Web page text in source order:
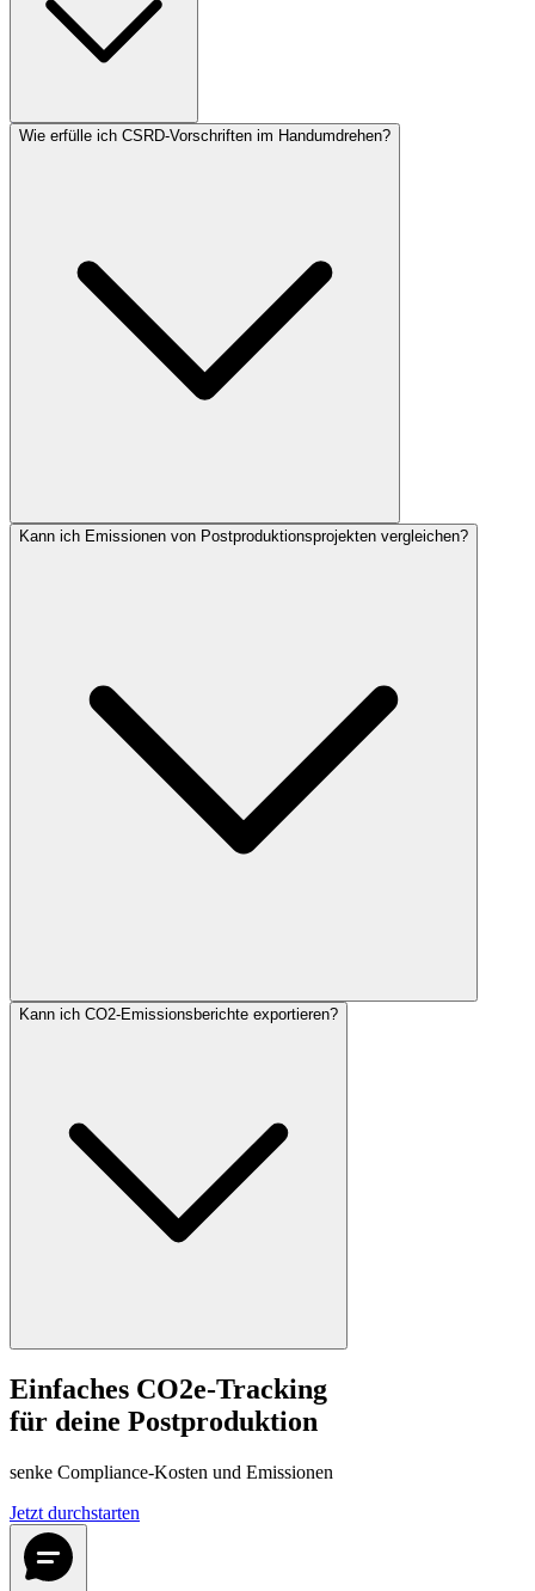
Selbsttest:
KI-Bereitschaft
ESG & Nachhaltigkeit
Medien-Kit / Presse
Wie erfülle ich CSRD-Vorschriften im Handumdrehen?
Kann ich Emissionen von Postproduktionsprojekten vergleichen?
Kann ich CO2-Emissionsberichte exportieren?
Einfaches CO2e-Tracking
für deine Postproduktion
senke Compliance-Kosten und Emissionen
Jetzt durchstarten